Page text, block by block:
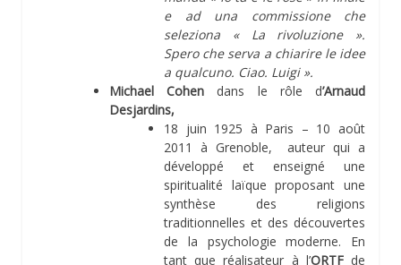
e ad una commissione che
seleziona « La rivoluzione ».
Spero che serva a chiarire le idee
a qualcuno. Ciao. Luigi ».
Michael Cohen dans le rôle d’Arnaud
Desjardins,
18 juin 1925 à Paris – 10 août
2011 à Grenoble, auteur qui a
développé et enseigné une
spiritualité laïque proposant une
synthèse des religions
traditionnelles et des découvertes
de la psychologie moderne. En
tant que réalisateur à l’ORTFde